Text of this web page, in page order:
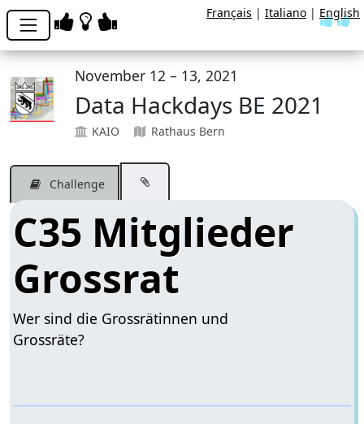
November 12 – 13, 2021
Data Hackdays BE 2021
KAIO Rathaus Bern
Challenge
C35 Mitglieder
Grossrat
Wer sind die Grossrätinnen und
Grossräte?
Français | Italiano | English